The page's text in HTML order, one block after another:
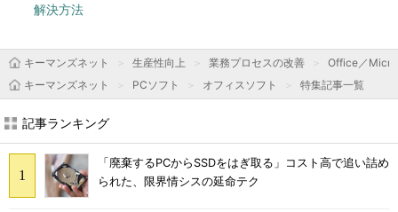
解決方法
キーマンズネット 生産性向上 業務プロセスの改善
Office／
キーマンズネット
PCソフト オフィスソフト 特集記事一覧
記事ランキング
「廃棄するPCからSSDをはぎ取る」コスト高で追い詰め
られた、限界情シスの延命テク